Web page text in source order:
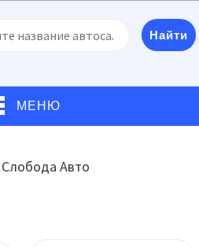
МЕНЮ
Слобода Авто